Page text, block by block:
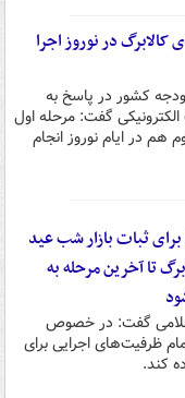
در نوروز اجرا
کشور در پاسخ به
گفت: مرحله اول
هم در ایام نوروز انجام
ثبات بازار شب عید
تا آخرین مرحله به
گفت: در خصوص
ظرفیت‌های اجرایی برای
کند.